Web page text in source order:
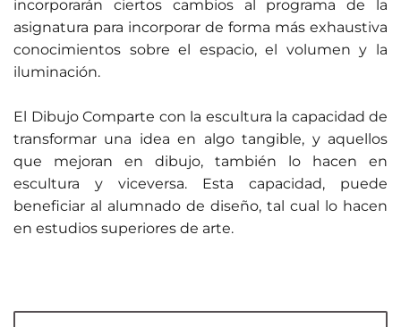
incorporarán ciertos cambios al programa de la
asignatura para incorporar de forma más exhaustiva
conocimientos sobre el espacio, el volumen y la
iluminación.
El Dibujo Comparte con la escultura la capacidad de
transformar una idea en algo tangible, y aquellos
que mejoran en dibujo, también lo hacen en
escultura y viceversa. Esta capacidad, puede
beneficiar al alumnado de diseño, tal cual lo hacen
en estudios superiores de arte.